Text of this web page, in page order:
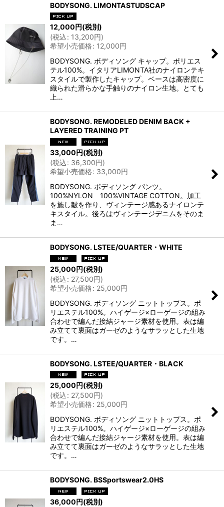
BODYSONG. LIMONTASTUDSCAP
12,000円(税別)
(税込: 13,200円)
希望小売価格: 12,000円
BODYSONG. ボディソング キャップ。ポリエス
テル100%。イタリアLIMONTA社のナイロンテキ
スタイルで製作したキャップ。ベースは高密度に
織られた滑らかな手触りのナイロン生地。とても
上…
BODYSONG. REMODELED DENIM BACK +
LAYERED TRAINING PT
33,000円(税別)
(税込: 36,300円)
希望小売価格: 33,000円
BODYSONG. ボディソング パンツ。
100%NYLON 100%VINTAGE COTTON。加工
を施し皺を作り、ヴィンテージ感あるナイロンテ
キスタイル。後ろはヴィンテージデニムをそのま
ま…
BODYSONG. LSTEE/QUARTER・WHITE
25,000円(税別)
(税込: 27,500円)
希望小売価格: 25,000円
BODYSONG. ボディソング ニットトップス。ポ
リエステル100%。ハイゲージ×ローゲージの組み
合わせで編んだ接結ジャージ素材を使用。表は編
み立てて裏面はガーゼのようなサラッとした生地
です。…
BODYSONG. LSTEE/QUARTER・BLACK
25,000円(税別)
(税込: 27,500円)
希望小売価格: 25,000円
BODYSONG. ボディソング ニットトップス。ポ
リエステル100%。ハイゲージ×ローゲージの組み
合わせで編んだ接結ジャージ素材を使用。表は編
み立てて裏面はガーゼのようなサラッとした生地
です。…
BODYSONG. BSSportswear2.0HS
36,000円(税別)